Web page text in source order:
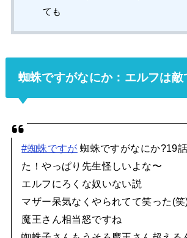
ても
蜘蛛ですがなにか：エルフは敵
#蜘蛛ですが 蜘蛛ですがなにか?19
た！やっぱり先生怪しいよな〜
エルフにろくな奴いない説
マザー呆気なくやられてて笑った(笑
魔王さん相当怒ですね